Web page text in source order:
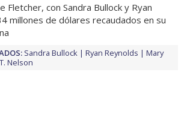
Fletcher, con Sandra Bullock y Ryan
millones de dólares recaudados en su
Sandra Bullock Ryan Reynolds
Mary
Nelson